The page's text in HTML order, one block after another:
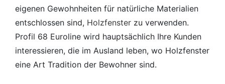
eigenen Gewohnheiten für natürliche Materialien
entschlossen sind, Holzfenster zu verwenden.
Profil 68 Euroline wird hauptsächlich Ihre Kunden
interessieren, die im Ausland leben, wo Holzfenster
eine Art Tradition der Bewohner sind.